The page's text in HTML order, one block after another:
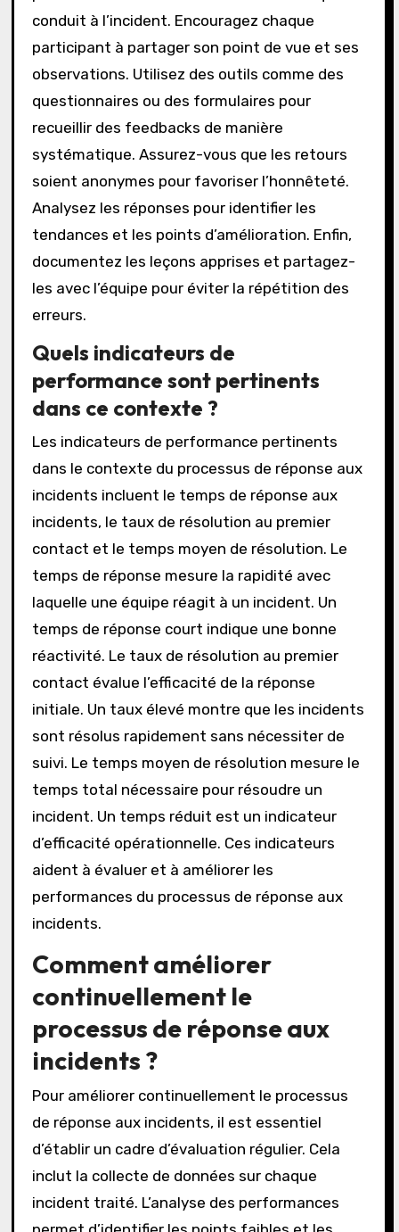
conduit à l’incident. Encouragez chaque
participant à partager son point de vue et ses
observations. Utilisez des outils comme des
questionnaires ou des formulaires pour
recueillir des feedbacks de manière
systématique. Assurez-vous que les retours
soient anonymes pour favoriser l’honnêteté.
Analysez les réponses pour identifier les
tendances et les points d’amélioration. Enfin,
documentez les leçons apprises et partagez-
les avec l’équipe pour éviter la répétition des
erreurs.
Quels indicateurs de
performance sont pertinents
dans ce contexte ?
Les indicateurs de performance pertinents
dans le contexte du processus de réponse aux
incidents incluent le temps de réponse aux
incidents, le taux de résolution au premier
contact et le temps moyen de résolution. Le
temps de réponse mesure la rapidité avec
laquelle une équipe réagit à un incident. Un
temps de réponse court indique une bonne
réactivité. Le taux de résolution au premier
contact évalue l’efficacité de la réponse
initiale. Un taux élevé montre que les incidents
sont résolus rapidement sans nécessiter de
suivi. Le temps moyen de résolution mesure le
temps total nécessaire pour résoudre un
incident. Un temps réduit est un indicateur
d’efficacité opérationnelle. Ces indicateurs
aident à évaluer et à améliorer les
performances du processus de réponse aux
incidents.
Comment améliorer
continuellement le
processus de réponse aux
incidents ?
Pour améliorer continuellement le processus
de réponse aux incidents, il est essentiel
d’établir un cadre d’évaluation régulier. Cela
inclut la collecte de données sur chaque
incident traité. L’analyse des performances